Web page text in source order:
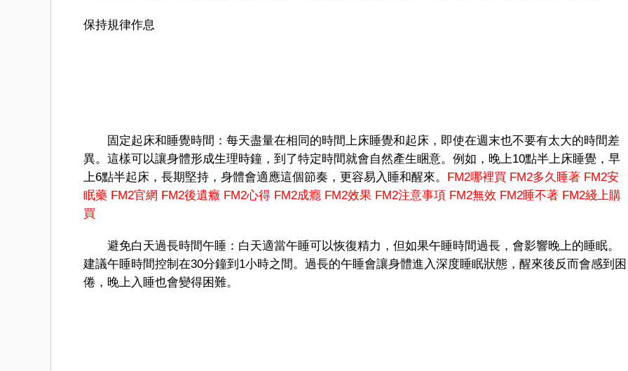
保持規律作息
固定起床和睡覺時間：每天盡量在相同的時間上床睡覺和起床，即使在週末也不要有太大的時間差
異。這樣可以讓身體形成生理時鐘，到了特定時間就會自然產生睏意。例如，晚上10點半上床睡覺，早
上6點半起床，長期堅持，身體會適應這個節奏，更容易入睡和醒來。 FM2哪裡買 FM2多久睡著 FM2安
眠藥 FM2官網 FM2後遺癥 FM2心得 FM2成癮 FM2效果 FM2注意事項 FM2無效 FM2睡不著 FM2綫上購
買
避免白天過長時間午睡：白天適當午睡可以恢復精力，但如果午睡時間過長，會影響晚上的睡眠。
建議午睡時間控制在30分鐘到1小時之間。過長的午睡會讓身體進入深度睡眠狀態，醒來後反而會感到困
倦，晚上入睡也會變得困難。